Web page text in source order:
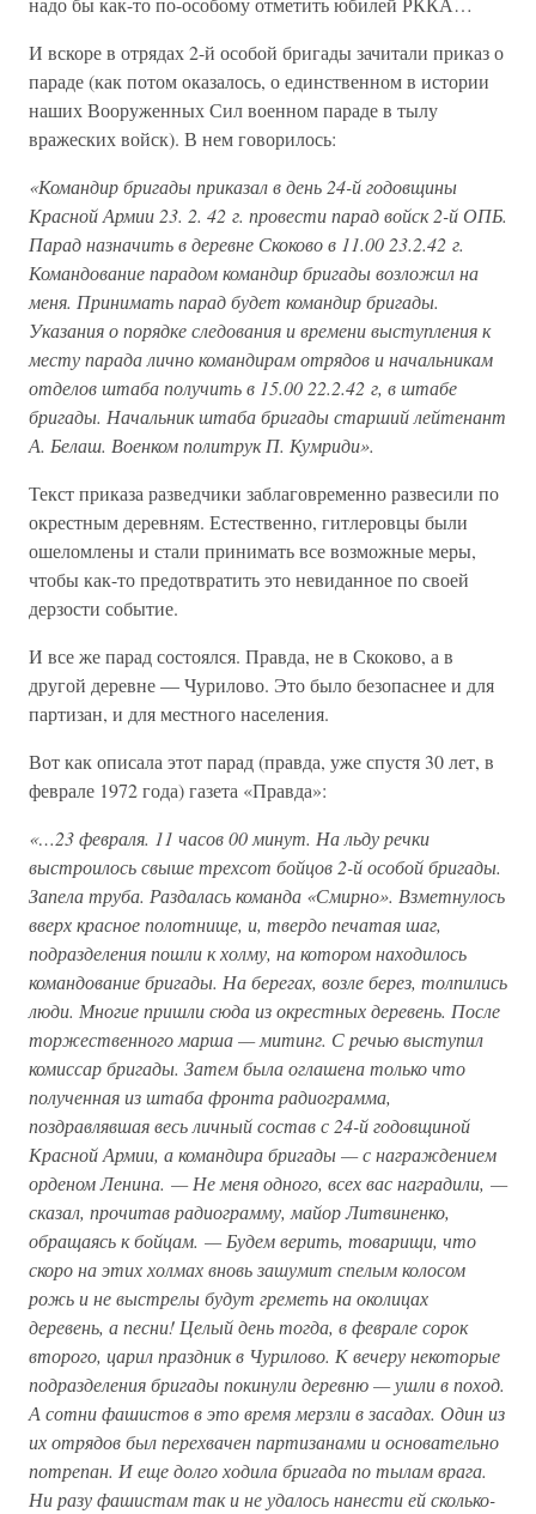
И вскоре в отрядах 2-й особой бригады зачитали приказ о
параде (как потом оказалось, о единственном в истории
наших Вооруженных Сил военном параде в тылу
вражеских войск). В нем говорилось:
«Командир бригады приказал в день 24-й годовщины
Красной Армии 23. 2. 42 г. провести парад войск 2-й ОПБ.
Парад назначить в деревне Скоково в 11.00 23.2.42 г.
Командование парадом командир бригады возложил на
меня. Принимать парад будет командир бригады.
Указания о порядке следования и времени выступления к
месту парада лично командирам отрядов и начальникам
отделов штаба получить в 15.00 22.2.42 г, в штабе
бригады. Начальник штаба бригады старший лейтенант
А. Белаш. Военком политрук П. Кумриди».
Текст приказа разведчики заблаговременно развесили по
окрестным деревням. Естественно, гитлеровцы были
ошеломлены и стали принимать все возможные меры,
чтобы как-то предотвратить это невиданное по своей
дерзости событие.
И все же парад состоялся. Правда, не в Скоково, а в
другой деревне — Чурилово. Это было безопаснее и для
партизан, и для местного населения.
Вот как описала этот парад (правда, уже спустя 30 лет, в
феврале 1972 года) газета «Правда»:
«…23 февраля. 11 часов 00 минут. На льду речки
выстроилось свыше трехсот бойцов 2-й особой бригады.
Запела труба. Раздалась команда «Смирно». Взметнулось
вверх красное полотнище, и, твердо печатая шаг,
подразделения пошли к холму, на котором находилось
командование бригады. На берегах, возле берез, толпились
люди. Многие пришли сюда из окрестных деревень. После
торжественного марша — митинг. С речью выступил
комиссар бригады. Затем была оглашена только что
полученная из штаба фронта радиограмма,
поздравлявшая весь личный состав с 24-й годовщиной
Красной Армии, а командира бригады — с награждением
орденом Ленина. — Не меня одного, всех вас наградили, —
сказал, прочитав радиограмму, майор Литвиненко,
обращаясь к бойцам. — Будем верить, товарищи, что
скоро на этих холмах вновь зашумит спелым колосом
рожь и не выстрелы будут греметь на околицах
деревень, а песни! Целый день тогда, в феврале сорок
второго, царил праздник в Чурилово. К вечеру некоторые
подразделения бригады покинули деревню — ушли в поход.
А сотни фашистов в это время мерзли в засадах. Один из
их отрядов был перехвачен партизанами и основательно
потрепан. И еще долго ходила бригада по тылам врага.
Ни разу фашистам так и не удалось нанести ей сколько-